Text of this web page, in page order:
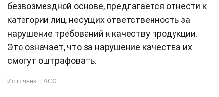
безвозмездной основе, предлагается отнести к
категории лиц, несущих ответственность за
нарушение требований к качеству продукции.
Это означает, что за нарушение качества их
смогут оштрафовать.
Источник: ТАСС